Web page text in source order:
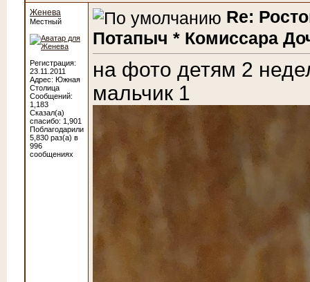
Женева
Местный
Регистрация:
23.11.2011
Адрес: Южная
Столица
Сообщений:
1,183
Сказал(а)
спасибо: 1,901
Поблагодарили
5,830 раз(а) в
996
сообщениях
Re:
Потапыч * Комиссара
на фото детям 2
мальчик 1